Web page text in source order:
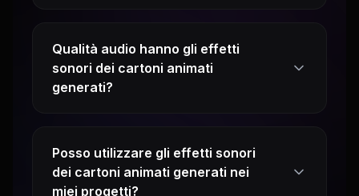
Qualità audio hanno gli effetti
sonori dei cartoni animati
generati?
Posso utilizzare gli effetti sonori
dei cartoni animati generati nei
miei progetti?